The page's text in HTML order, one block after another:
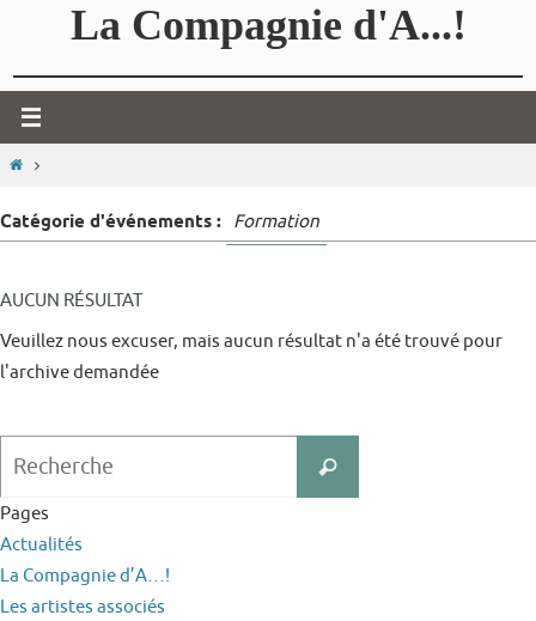
La Compagnie d'A...!
HOME
Catégorie d'événements : Formation
AUCUN RÉSULTAT
Veuillez nous excuser, mais aucun résultat n'a été trouvé pour
l'archive demandée
Recherche
Pages
Actualités
La Compagnie d’A…!
Les artistes associés